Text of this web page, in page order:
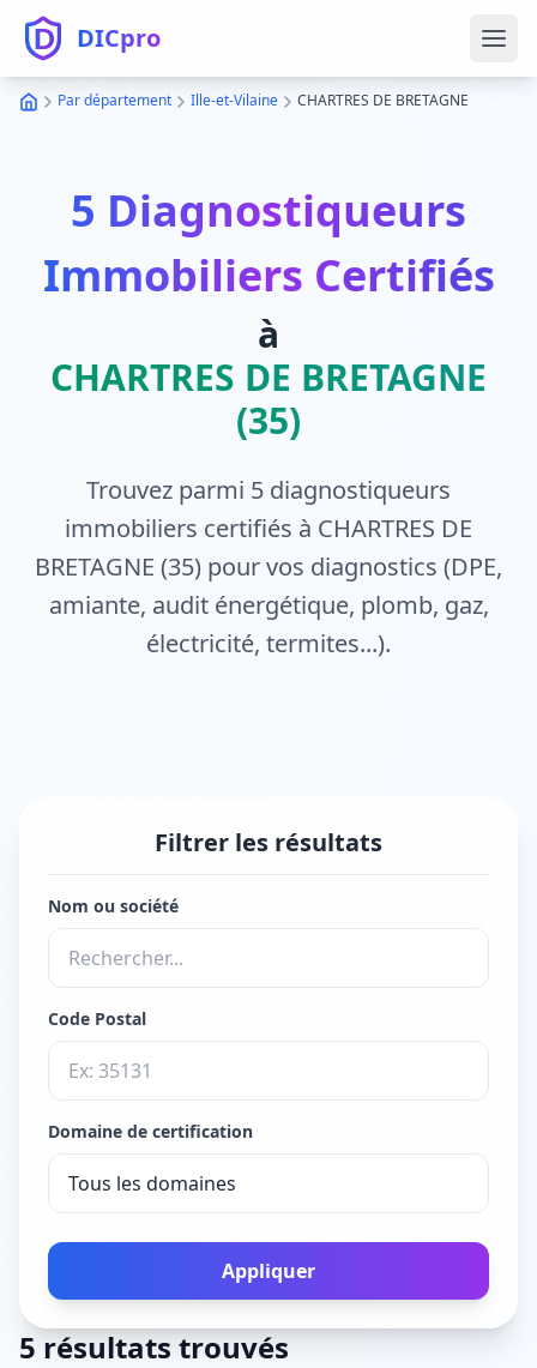
DICpro
Par département Ille-et-Vilaine CHARTRES DE BRETAGNE
5 Diagnostiqueurs
Immobiliers Certifiés
à
CHARTRES DE BRETAGNE
(35)
Trouvez parmi 5 diagnostiqueurs
immobiliers certifiés à CHARTRES DE
BRETAGNE (35) pour vos diagnostics (DPE,
amiante, audit énergétique, plomb, gaz,
électricité, termites...).
Filtrer les résultats
Nom ou société
Code Postal
Domaine de certification
Appliquer
5 résultats trouvés